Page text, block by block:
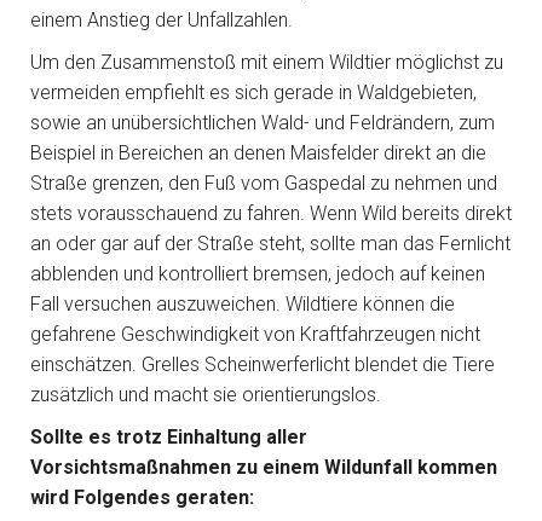
einem Anstieg der Unfallzahlen.
Um den Zusammenstoß mit einem Wildtier möglichst zu
vermeiden empfiehlt es sich gerade in Waldgebieten,
sowie an unübersichtlichen Wald- und Feldrändern, zum
Beispiel in Bereichen an denen Maisfelder direkt an die
Straße grenzen, den Fuß vom Gaspedal zu nehmen und
stets vorausschauend zu fahren. Wenn Wild bereits direkt
an oder gar auf der Straße steht, sollte man das Fernlicht
abblenden und kontrolliert bremsen, jedoch auf keinen
Fall versuchen auszuweichen. Wildtiere können die
gefahrene Geschwindigkeit von Kraftfahrzeugen nicht
einschätzen. Grelles Scheinwerferlicht blendet die Tiere
zusätzlich und macht sie orientierungslos.
Sollte es trotz Einhaltung aller
Vorsichtsmaßnahmen zu einem Wildunfall kommen
wird Folgendes geraten: